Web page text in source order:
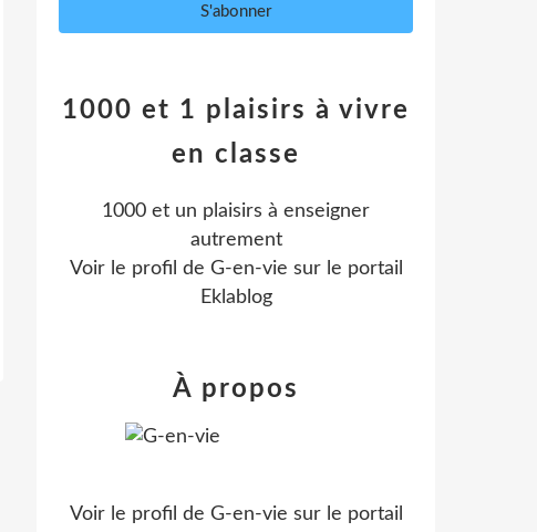
1000 et 1 plaisirs à vivre
en classe
1000 et un plaisirs à enseigner
autrement
Voir le profil de G-en-vie sur le portail
Eklablog
À propos
Voir le profil de G-en-vie sur le portail